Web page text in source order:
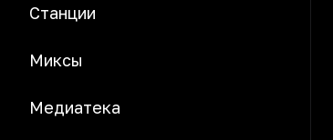
Станции
Миксы
Медиатека